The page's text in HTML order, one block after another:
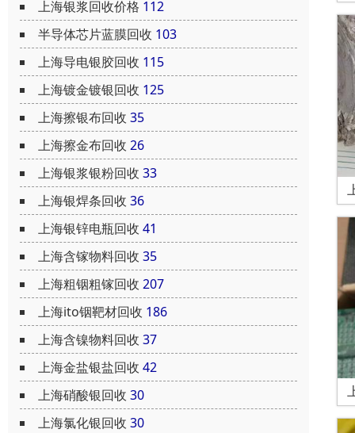
上海银浆回收价格 112
半导体芯片蓝膜回收 103
上海导电银胶回收 115
上海镀金镀银回收 125
上海擦银布回收 35
上海擦金布回收 26
上海银浆银粉回收 33
上海银焊条回收 36
上海银锌电瓶回收 41
上海含镓物料回收 35
上海粗铟粗镓回收 207
上海ito铟靶材回收 186
上海含镍物料回收 37
上海金盐银盐回收 42
上海硝酸银回收 30
上海氯化银回收 30